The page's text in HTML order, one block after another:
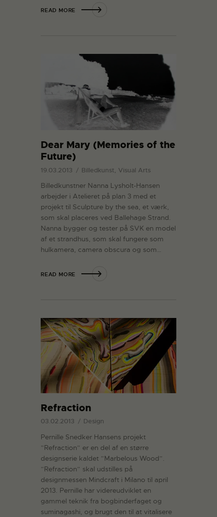
READ MORE
Dear Mary (Memories of the
Future)
19.03.2013 Billedkunst, Visual Arts
Billedkunstner Nanna Lysholt-Hansen
arbejder i Atelieret på plan 3 med et
projekt til Sculpture by the sea, et værk,
som skal placeres ved Ballehage Strand.
Nanna bygger og tester på SVK en model
af et strandhus, som skal fungere som
hulkamera, camera obscura og som…
READ MORE
Refraction
03.02.2013 Design
Pernille Snedker Hansens projekt
”Refraction” er en del af en større
designserie kaldet ”Marbelous Wood”.
”Refraction” skal udstilles på
designmessen Mindcraft i Milano til april
2013. Pernille har videreudviklet en
gammel teknik fra bogbinderfaget og
suminagashi, og brugt den til at vitalisere